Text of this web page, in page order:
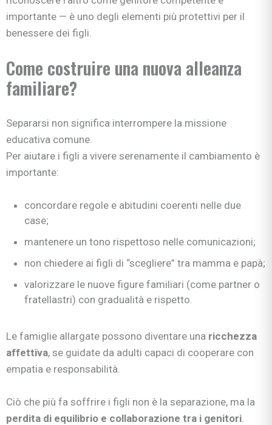
importante — è uno degli elementi più protettivi per il
benessere dei figli.
Come costruire una nuova alleanza
familiare?
Separarsi non significa interrompere la missione
educativa comune.
Per aiutare i figli a vivere serenamente il cambiamento è
importante:
concordare regole e abitudini coerenti nelle due
case;
mantenere un tono rispettoso nelle comunicazioni;
non chiedere ai figli di “scegliere” tra mamma e papà;
valorizzare le nuove figure familiari (come partner o
fratellastri) con gradualità e rispetto.
Le famiglie allargate possono diventare una ricchezza
affettiva, se guidate da adulti capaci di cooperare con
empatia e responsabilità.
Ciò che più fa soffrire i figli non è la separazione, ma la
perdita di equilibrio e collaborazione tra i genitori